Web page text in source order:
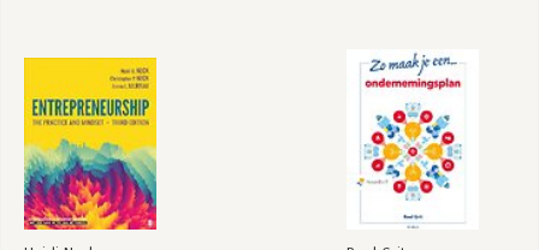
Ondernemen als
Mamadam